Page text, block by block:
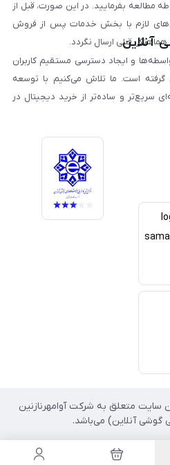
مطالعه بفرمایید. در این صورت، قبل از
لازم با بخش خدمات پس از فروش
قبلی ارسال نگردد.آنلاین
و ایجاد دسترسی مستقیم کاربران
است. ما تلاش می‌کنیم با توسعه
سریع‌تر و ساده‌تر از خرید دیجیتال در
قابل اعتماد برای خرید کالای دیجیتال،
مسیر ما را روشن‌تر می‌کند. ما باور
به کسب‌وکارهایی است که صداقت و شفافیت
با تکیه بر تجربه و تخصص، با قدرت به
سایت متعلق به شرکت آوامهرنازنین
گوشی آنلاین) می‌باشد.